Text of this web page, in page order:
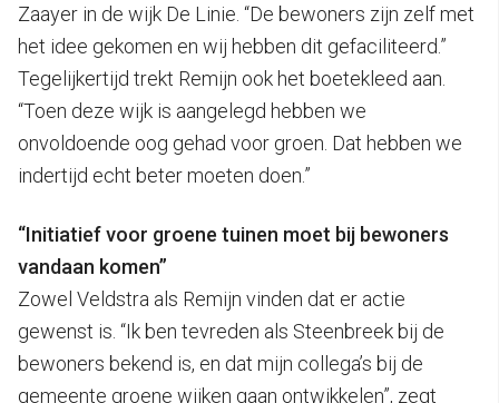
Zaayer in de wijk De Linie. “De bewoners zijn zelf met
het idee gekomen en wij hebben dit gefaciliteerd.”
Tegelijkertijd trekt Remijn ook het boetekleed aan.
“Toen deze wijk is aangelegd hebben we
onvoldoende oog gehad voor groen. Dat hebben we
indertijd echt beter moeten doen.”
“Initiatief voor groene tuinen moet bij bewoners
vandaan komen”
Zowel Veldstra als Remijn vinden dat er actie
gewenst is. “Ik ben tevreden als Steenbreek bij de
bewoners bekend is, en dat mijn collega’s bij de
gemeente groene wijken gaan ontwikkelen”, zegt